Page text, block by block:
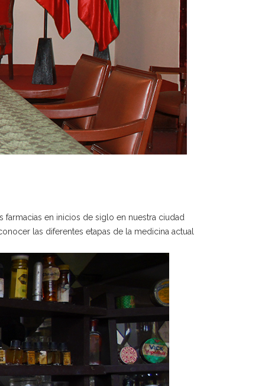
en inicios de siglo en nuestra ciudad
las diferentes etapas de la medicina actual